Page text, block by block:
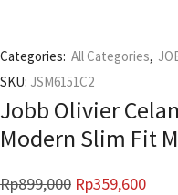
Categories: All Categories,
SKU: JSM6151C2
Jobb Olivier
Modern Slim Fit
Rp899,000 Rp359,600